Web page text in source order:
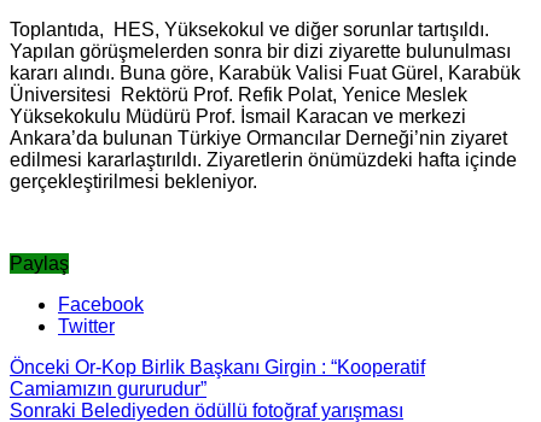
Toplantıda, HES, Yüksekokul ve diğer sorunlar tartışıldı.
Yapılan görüşmelerden sonra bir dizi ziyarette bulunulması
kararı alındı. Buna göre, Karabük Valisi Fuat Gürel, Karabük
Üniversitesi Rektörü Prof. Refik Polat, Yenice Meslek
Yüksekokulu Müdürü Prof. İsmail Karacan ve merkezi
Ankara’da bulunan Türkiye Ormancılar Derneği’nin ziyaret
edilmesi kararlaştırıldı. Ziyaretlerin önümüzdeki hafta içinde
gerçekleştirilmesi bekleniyor.
Paylaş
Facebook
Twitter
Önceki Or-Kop Birlik Başkanı Girgin : “Kooperatif
Camiamızın gururudur”
Sonraki Belediyeden ödüllü fotoğraf yarışması